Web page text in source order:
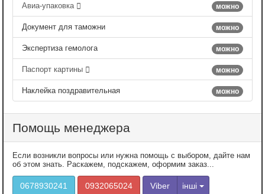
можно
Авиа-упаковка
можно
Документ для таможни
можно
Экспертиза гемолога
можно
Паспорт картины
можно
Наклейка поздравительная
Помощь менеджера
Если возникли вопросы или нужна помощь с выбором, дайте нам
об этом знать. Раскажем, подскажем, оформим заказ...
0678930241 0932065024 Viber інші